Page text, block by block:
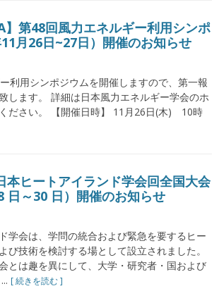
】第48回風力エネルギー利用シンポ
月26日~27日）開催のお知らせ
利用シンポジウムを開催しますので、第一報
します。 詳細は日本風力エネルギー学会のホ
ださい。 【開催日時】 11月26日(木) 10時
本ヒートアイランド学会回全国大会
日～30 日）開催のお知らせ
学会は、学問の統合および緊急を要するヒー
び技術を検討する場として設立されました。
とは趣を異にして、大学・研究者・国および
[ 続きを読む ]